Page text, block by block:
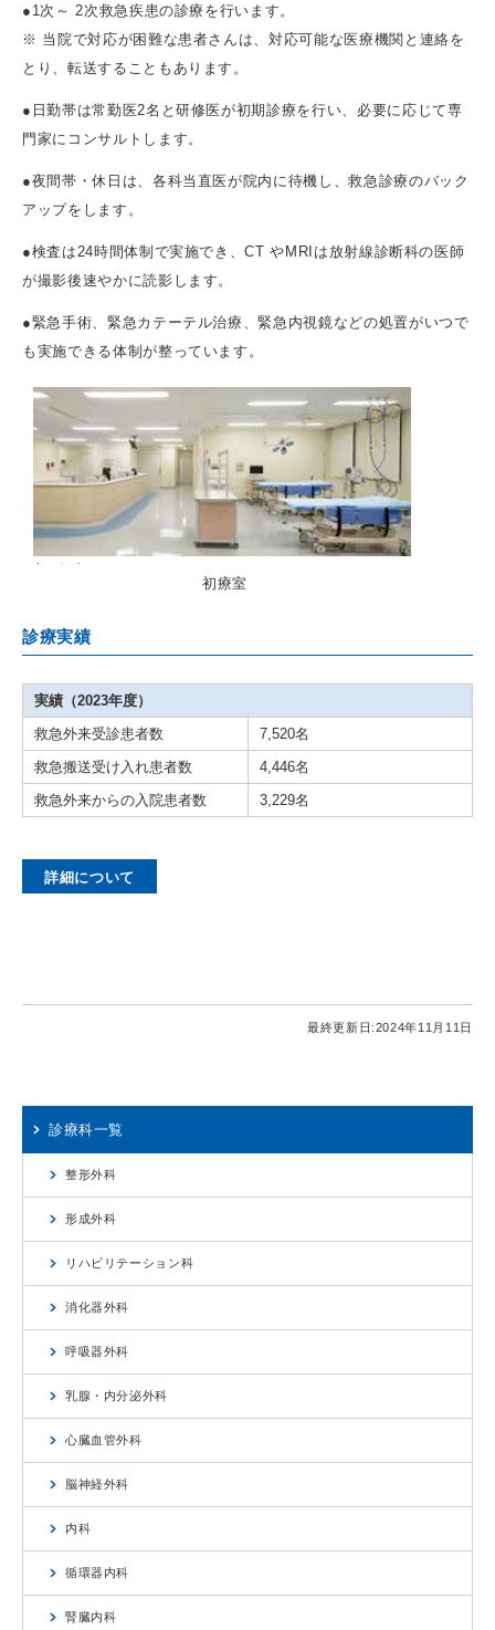
●1次～ 2次救急疾患の診療を行います。
※ 当院で対応が困難な患者さんは、対応可能な医療機関と連絡を
とり、転送することもあります。
●日勤帯は常勤医2名と研修医が初期診療を行い、必要に応じて専
門家にコンサルトします。
●夜間帯・休日は、各科当直医が院内に待機し、救急診療のバック
アップをします。
●検査は24時間体制で実施でき、CT やMRIは放射線診断科の医師
が撮影後速やかに読影します。
●緊急手術、緊急カテーテル治療、緊急内視鏡などの処置がいつで
も実施できる体制が整っています。
初療室
診療実績
実績（2023年度）
救急外来受診患者数
7,520名
救急搬送受け入れ患者数
4,446名
救急外来からの入院患者数
3,229名
詳細について
最終更新日:2024年11月11日
診療科一覧
整形外科
形成外科
リハビリテーション科
消化器外科
呼吸器外科
乳腺・内分泌外科
心臓血管外科
脳神経外科
内科
循環器内科
腎臓内科